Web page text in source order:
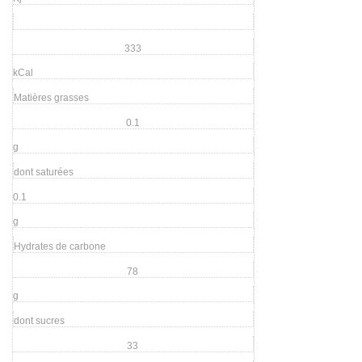
333
kCal
Matières grasses
0.1
g
dont saturées
0.1
g
Hydrates de carbone
78
g
dont sucres
33